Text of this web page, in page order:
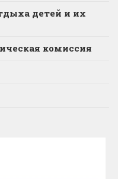
детей и их
комиссия